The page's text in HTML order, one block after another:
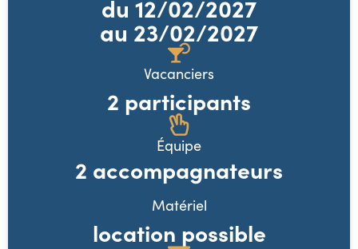
du 12/02/2027
au 23/02/2027
Vacanciers
2 participants
Équipe
2 accompagnateurs
Matériel
location possible